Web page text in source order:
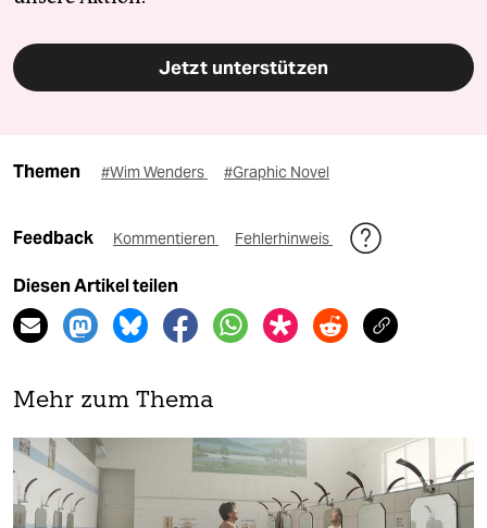
Jetzt unterstützen
Themen #Wim Wenders #Graphic Novel
Feedback Kommentieren Fehlerhinweis
Diesen Artikel teilen
Mehr zum Thema